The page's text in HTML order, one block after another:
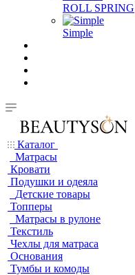
ROLL SPRING
Simple
Каталог
Матрасы
Кровати
Подушки и одеяла
Детские товары
Топперы
Матрасы в рулоне
Текстиль
Чехлы для матраса
Основания
Тумбы и комоды